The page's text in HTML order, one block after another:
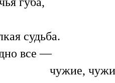
судьба.
все —